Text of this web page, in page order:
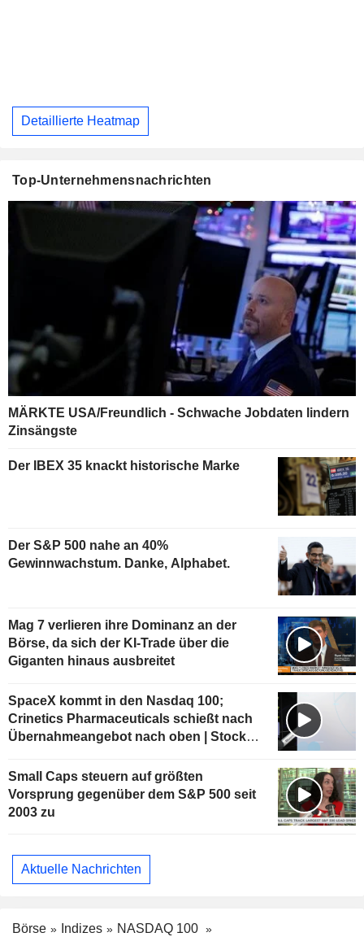
Detaillierte Heatmap
Top-Unternehmensnachrichten
MÄRKTE USA/Freundlich - Schwache Jobdaten lindern
Zinsängste
Der IBEX 35 knackt historische Marke
Der S&P 500 nahe an 40%
Gewinnwachstum. Danke, Alphabet.
Mag 7 verlieren ihre Dominanz an der
Börse, da sich der KI-Trade über die
Giganten hinaus ausbreitet
SpaceX kommt in den Nasdaq 100;
Crinetics Pharmaceuticals schießt nach
Übernahmeangebot nach oben | Stock
Small Caps steuern auf größten
Vorsprung gegenüber dem S&P 500 seit
2003 zu
Aktuelle Nachrichten
Börse Indizes
NASDAQ 100